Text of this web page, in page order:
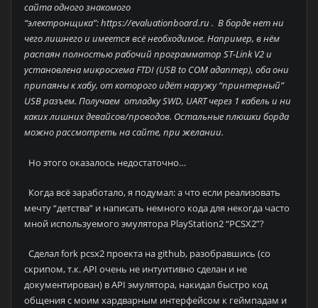
сайта одного знакомого
“электронщика”: https://evaluationboard.ru . В борде нет ни
чего лишнего и имеется всё необходимое. Например, в нём
распаян полностью рабочий программатор ST-Link V2 и
установлена микросхема FTDI (USB to COM адаптер), оба они
припаяны к хабу, от которого идёт наружу “принтерный”
USB разъем. Получаем отладку SWD, UART через 1 кабель и ни
каких лишних девайсов/проводов. Остальные плюшки борда
можно рассмотреть на сайте, при желании.
Но этого оказалось недостаточно…
Когда всё заработало, я подумал: а что если реализовать
мечту “детства” и написать немного кода для некогда часто
мной используемого эмулятора PlayStation2 “PCSX2”?
Сделал fork pcsx2 проекта на github, разобравшись (со
скрипом, т.к. API очень не интуитивно сделан и не
документирован) в API эмулятора, накидал быстро код
общения с моим хардварным интерфейсом к геймпадам и